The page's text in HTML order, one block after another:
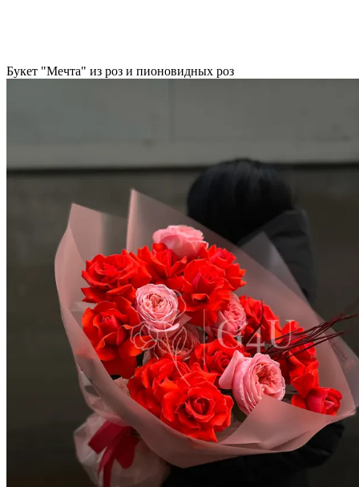
Букет "Мечта" из роз и пионовидных роз